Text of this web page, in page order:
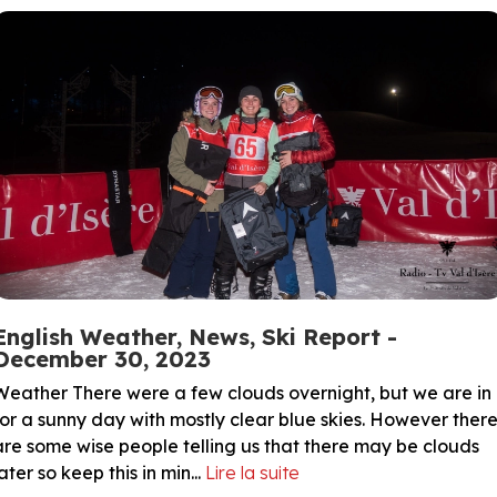
Weather, News, Ski Report -
30, 2023
There were a few clouds overnight, but we are in
a sunny day with mostly clear blue skies. However there
some wise people telling us that there may be clouds
so keep this in min... Lire la suite